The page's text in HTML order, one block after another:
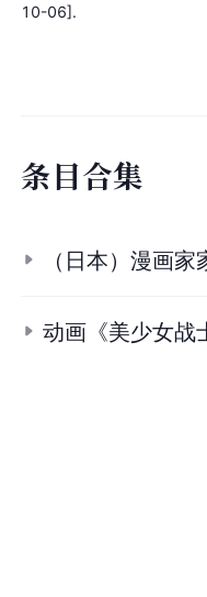
10-06].
条目合集
（日本）漫画
动画《美少女战